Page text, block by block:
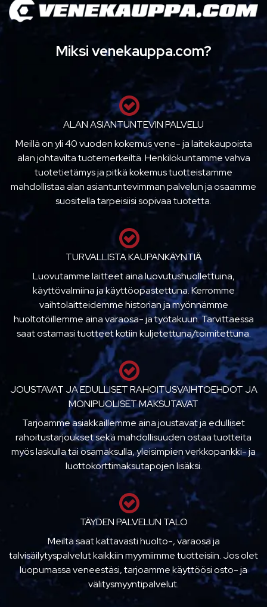
Miksi venekauppa.com?
ALAN ASIANTUNTEVIN PALVELU
Meillä on yli 40 vuoden kokemus vene- ja laitekaupoista
alan johtavilta tuotemerkeiltä. Henkilökuntamme vahva
tuotetietämys ja pitkä kokemus tuotteistamme
mahdollistaa alan asiantuntevimman palvelun ja osaamme
suositella tarpeisiisi sopivaa tuotetta.
TURVALLISTA KAUPANKÄYNTIÄ
Luovutamme laitteet aina luovutushuollettuina,
käyttövalmiina ja käyttöopastettuna. Kerromme
vaihtolaitteidemme historian ja myönnämme
huoltotöillemme aina varaosa- ja työtakuun. Tarvittaessa
saat ostamasi tuotteet kotiin kuljetettuna/toimitettuna.
JOUSTAVAT JA EDULLISET RAHOITUSVAIHTOEHDOT JA
MONIPUOLISET MAKSUTAVAT
Tarjoamme asiakkaillemme aina joustavat ja edulliset
rahoitustarjoukset sekä mahdollisuuden ostaa tuotteita
myös laskulla tai osamaksulla, yleisimpien verkkopankki- ja
luottokorttimaksutapojen lisäksi.
TÄYDEN PALVELUN TALO
Meiltä saat kattavasti huolto-, varaosa ja
talvisäilytyspalvelut kaikkiin myymiimme tuotteisiin. Jos olet
luopumassa veneestäsi, tarjoamme käyttöösi osto- ja
välitysmyyntipalvelut.